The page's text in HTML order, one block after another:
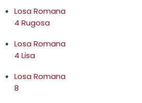
Losa Romana
4 Rugosa
Losa Romana
4 Lisa
Losa Romana
8